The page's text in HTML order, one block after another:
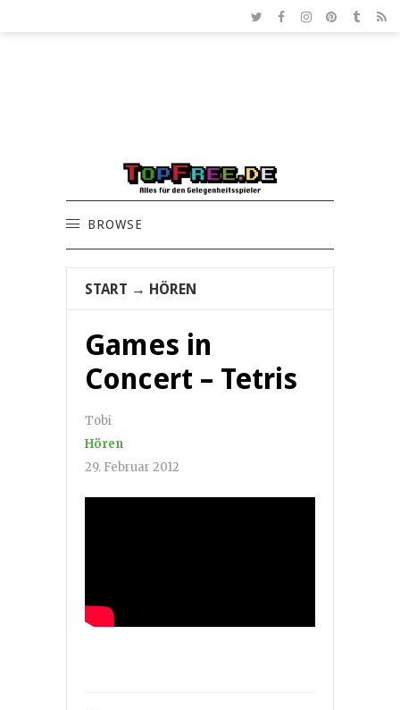
BROWSE
START → HÖREN
Games in
Concert – Tetris
Tobi
Hören
29. Februar 2012